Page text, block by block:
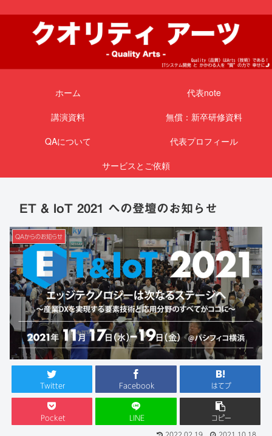
ホーム
代表note
講演資料
無償：新卒研修資料
QAについて
代表プロフィール
サービスとご依頼
ET & IoT 2021 への登壇のお知らせ
QAからのお知らせ
Twitter Facebook はてブ
Pocket LINE コピー
2022.02.19 2021.10.18